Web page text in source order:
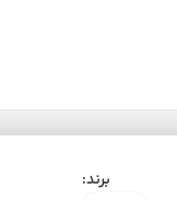
برند: